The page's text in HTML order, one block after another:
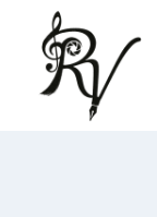
contenuto